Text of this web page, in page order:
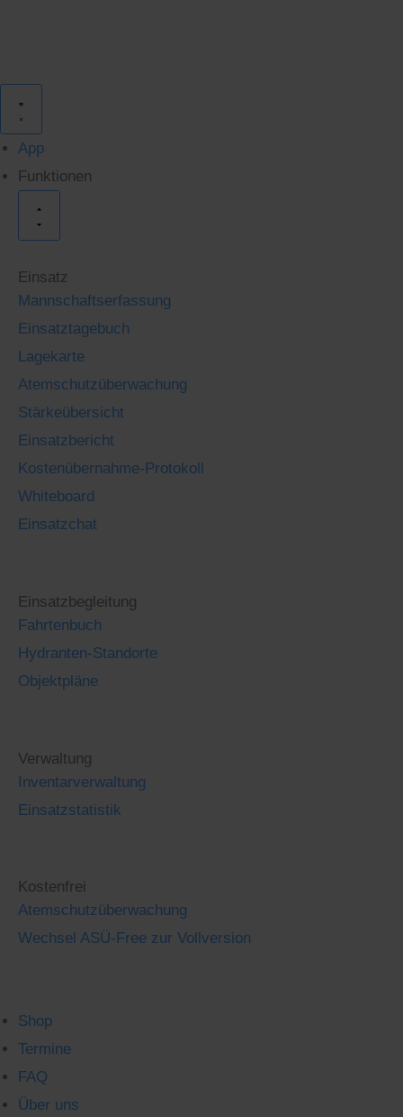
App
Funktionen
Schließe
Öffne
Einsatz
Mannschaftserfassung
Einsatztagebuch
Lagekarte
Atemschutzüberwachung
Stärkeübersicht
Einsatzbericht
Kostenübernahme-Protokoll
Whiteboard
Einsatzchat
Einsatzbegleitung
Fahrtenbuch
Hydranten-Standorte
Objektpläne
Verwaltung
Inventarverwaltung
Einsatzstatistik
Kostenfrei
Atemschutzüberwachung
Wechsel ASÜ-Free zur Vollversion
Shop
Termine
FAQ
Über uns